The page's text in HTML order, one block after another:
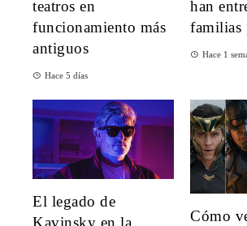
teatros en
funcionamiento más
antiguos
Hace 5 días
han
familias
Hace 1
El legado de
Kavinsky en la
Cómo